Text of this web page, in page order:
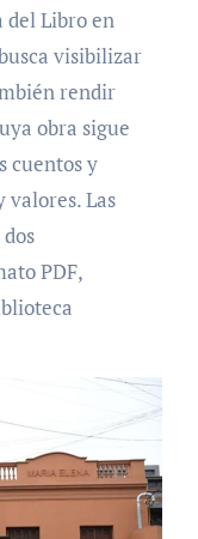
del Libro en
visibilizar
rendir
obra sigue
cuentos y
valores. Las
PDF,